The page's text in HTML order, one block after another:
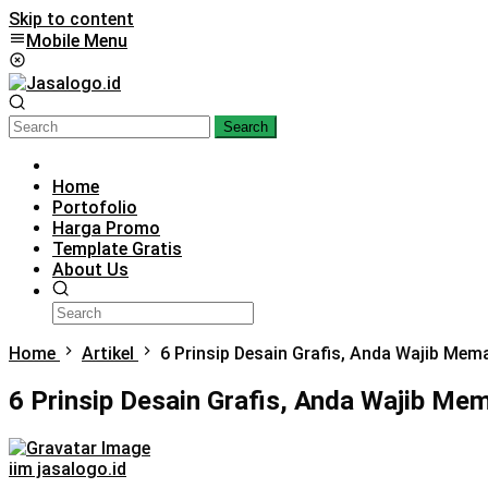
Skip to content
Mobile Menu
Search
Home
Portofolio
Harga Promo
Template Gratis
About Us
Home Artikel 6 Prinsip Desain Grafis, Anda Wajib
6 Prinsip Desain Grafis, Anda Wajib
iim jasalogo.id